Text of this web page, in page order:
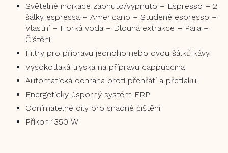
Světelné indikace zapnuto/vypnuto – Espresso – 2
šálky espressa – Americano – Studené espresso –
Vlastní – Horká voda – Dlouhá extrakce – Pára –
Čištění
Filtry pro přípravu jednoho nebo dvou šálků kávy
Vysokotlaká tryska na přípravu cappuccina
Automatická ochrana proti přehřátí a přetlaku
Energeticky úsporný systém ERP
Odnímatelné díly pro snadné čištění
Příkon 1350 W